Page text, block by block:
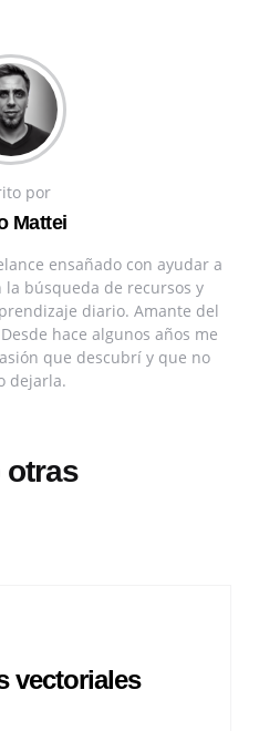
por
Mattei
ensañado con ayudar a
la búsqueda de recursos y
diario. Amante del
hace algunos años me
que descubrí y que no
dejarla.
otras
vectoriales